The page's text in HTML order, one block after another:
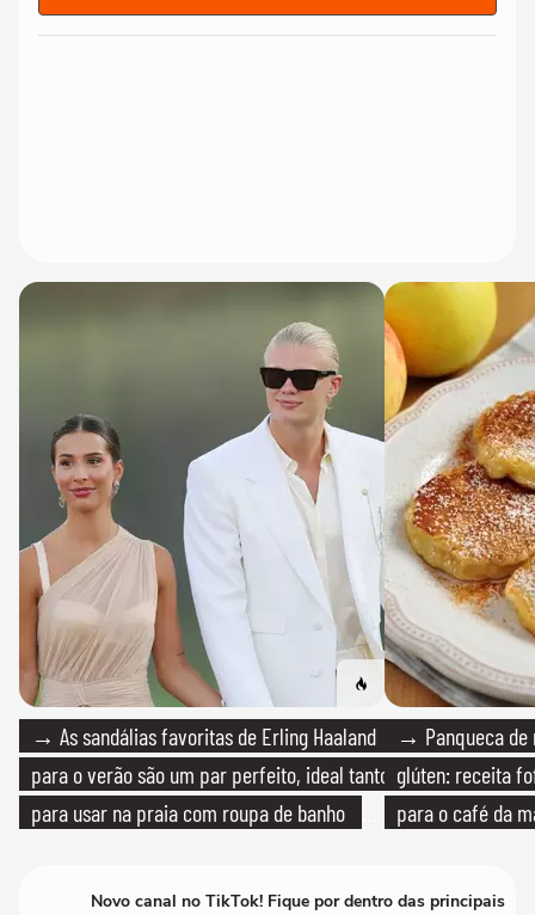
→ As sandálias favoritas de Erling Haaland
para o verão são um par perfeito, ideal tanto
para usar na praia com roupa de banho
→ Panqueca de
glúten: receita
para o café da
Novo canal no TikTok! Fique por dentro das principais